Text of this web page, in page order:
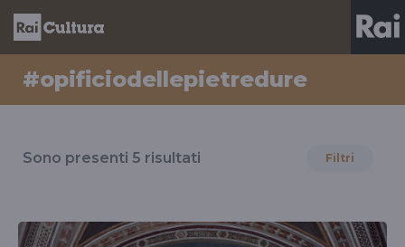
#opificiodellepietredure
il
#opificiodellepietredure
Sono presenti 5 risultati Filtri